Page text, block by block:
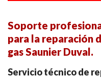
Soporte
para la reparación
gas Saunier Duval.
Servicio técnico de